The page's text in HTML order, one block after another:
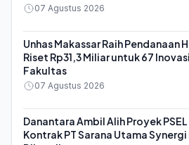
07 Agustus 2026
Unhas Makassar Raih Pendanaan
Riset Rp31,3 Miliar untuk 67
Fakultas
07 Agustus 2026
Danantara Ambil Alih Proyek
Kontrak PT Sarana Utama Synergi